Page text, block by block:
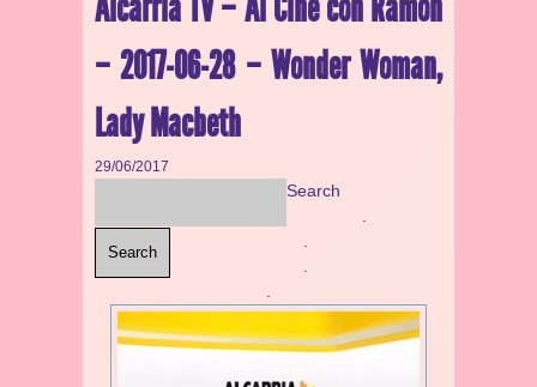
– 2017-06-28 – Wonder Woman,
Lady Macbeth
29/06/2017
Search
Search